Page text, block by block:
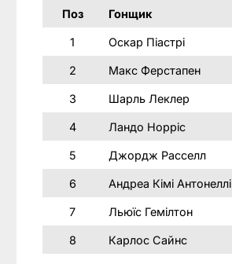
Поз Гонщик
1 Оскар Піастрі
2 Макс Ферстапен
3 Шарль Леклер
4 Ландо Норріс
5 Джордж Расселл
6 Андреа Кімі Антонеллі
7 Льюїс Гемілтон
8 Карлос Сайнс